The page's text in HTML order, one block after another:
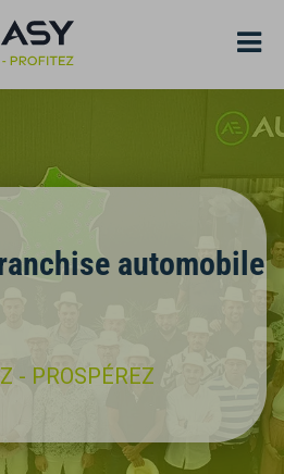
automobile
- PROSPÉREZ